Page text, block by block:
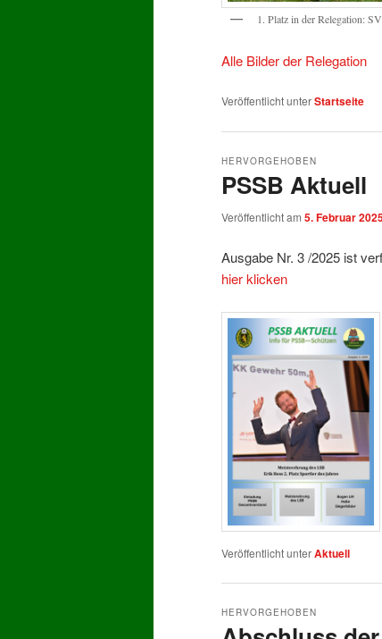
1. Platz in der Relegation:
Alle Bilder der Relegation
Veröffentlicht unterStartseite
PSSB Aktuell
HERVORGEHOBEN
Veröffentlicht am 5. Februar
Ausgabe Nr. 3 /2025 ist
hier klicken
Veröffentlicht unterAktuell
HERVORGEHOBEN